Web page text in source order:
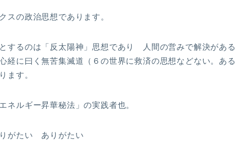
スの政治思想であります。
するのは「反太陽神」思想であり 人間の営みで解決がある
経に曰く無苦集滅道（６の世界に救済の思想などない。ある
ます。
ルギー昇華秘法」の実践者也。
がたい ありがたい